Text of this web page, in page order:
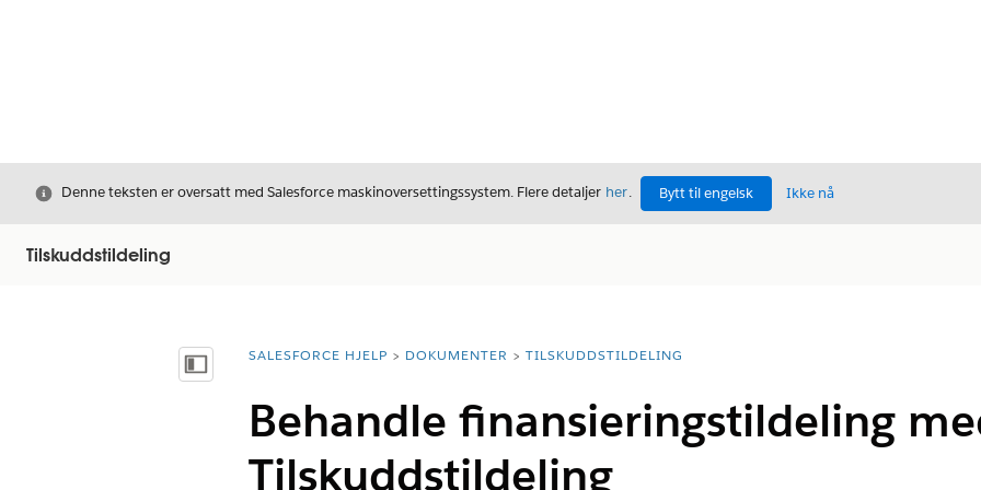
Avslutt
Denne teksten er oversatt med Salesforce maskinoversettingssystem. Flere detaljer her. Bytt til engelsk Ikke nå
Tilskuddstildeling
Vis innholdsfortegnelse
Du er her:
SALESFORCE HJELP DOKUMENTER TILSKUDDSTILDELING
Behandle finansieringstildeling
Tilskuddstildeling